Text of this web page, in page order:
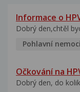
Informace o
Dobrý den,chtěl
Pohlavní nemoci
Očkování na
Dobrý den, do